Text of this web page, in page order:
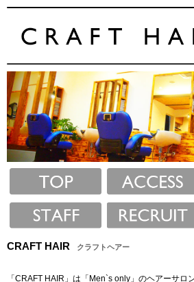
CRAFT HAIR クラフトヘアー
「CRAFT HAIR」は「Men`s only」のヘアーサロ